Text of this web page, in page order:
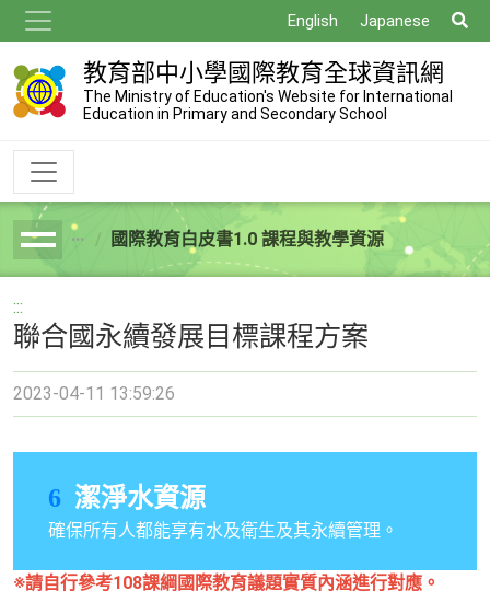
到
主
要
內
English Japanese
尋
教育部中小學國際教育全球資訊網
The Ministry of Education's Website for International
Education in Primary and Secondary School
breadcrumb國際教育白皮書1.0 課程與教學資源
:::
聯合國永續發展目標課程方案
2023-04-11 13:59:26
6 潔淨水資源
確保所有人都能享有水及衛生及其永續管理。
※請自行參考108課綱國際教育議題實質內涵進行對應。